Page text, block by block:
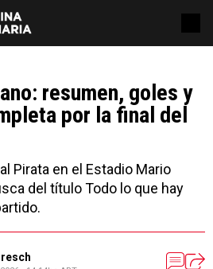
resumen, goles y
por la final del
Pirata en el Estadio Mario
del título Todo lo que hay